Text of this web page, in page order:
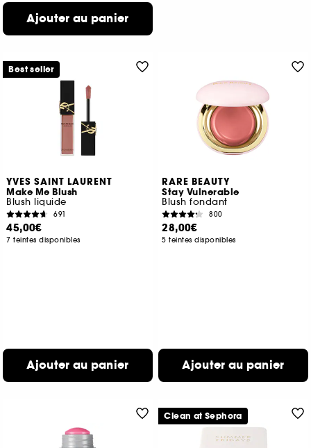
Ajouter au panier
YVES SAINT LAURENT
Make Me Blush
Blush liquide
691
45,00€
7 teintes disponibles
Ajouter au panier
Best seller
RARE BEAUTY
Stay Vulnerable
Blush fondant
800
28,00€
5 teintes disponibles
Ajouter au panier
Clean at Sephora